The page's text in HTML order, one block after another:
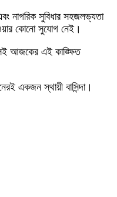
নাগরিক সুবিধার সহজলভ্যতা
কোনো সুযোগ নেই।
আজকের এই কাঙ্ক্ষিত
একজন স্থায়ী বাসিন্দা।